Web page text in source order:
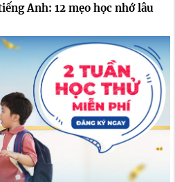
Anh: 12 mẹo học nhớ lâu